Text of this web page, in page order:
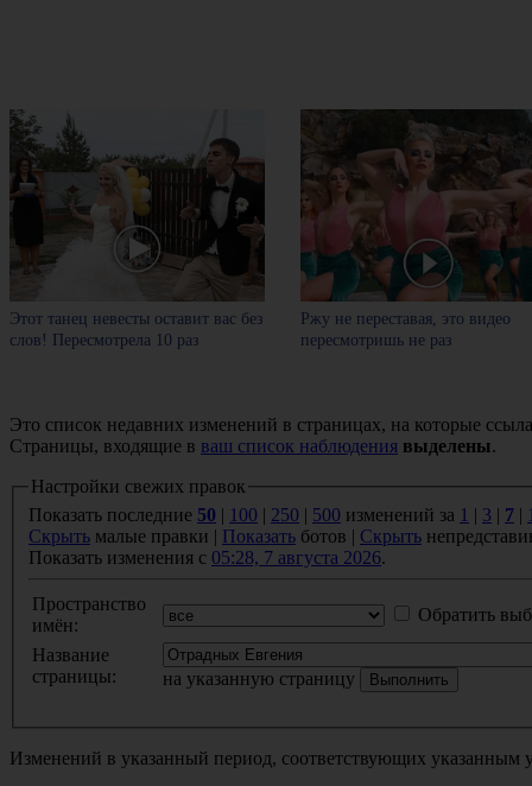
Этот танец невесты оставит вас без
слов! Пересмотрела 10 раз
Ржу не переставая, это видео
пересмотришь не раз
Это список недавних изменений в страницах, на которые
Страницы, входящие в ваш список наблюдения выделены.
Настройки свежих правок
Показать последние 50 | 100 | 250 | 500 изменений за 1 | 3 | 7 |
Скрыть малые правки | Показать ботов | Скрыть
Показать изменения с 05:28, 7 августа 2026.
Пространство
имён:
Обратить
Название
страницы:
на указанную страницу
Изменений в указанный период, соответствующих указанным